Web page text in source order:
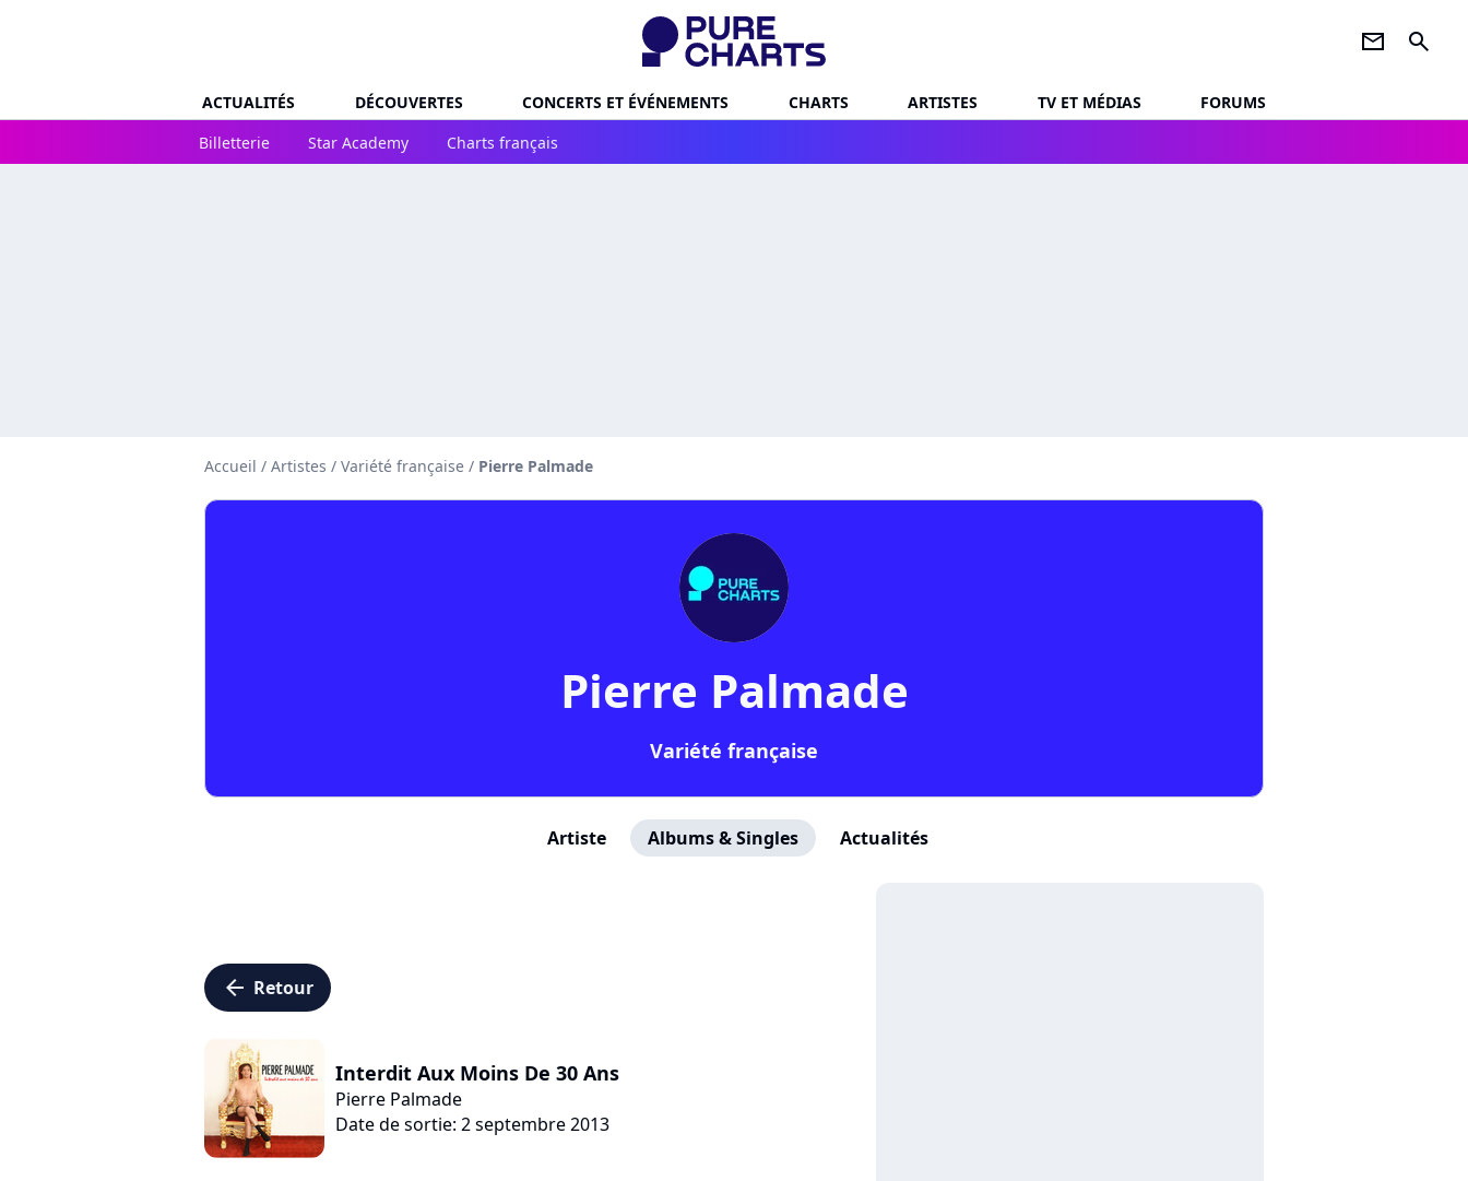
newsletter search
ACTUALITÉS DÉCOUVERTES CONCERTS ET ÉVÉNEMENTS CHARTS ARTISTES TV ET MÉDIAS
FORUMS
Billetterie
Star Academy Charts français
Accueil / Artistes / Variété française / Pierre Palmade
Pierre Palmade
Variété française
Artiste Albums & Singles Actualités
arrow_left Retour
Interdit Aux Moins De 30 Ans
Pierre Palmade
Date de sortie: 2 septembre 2013